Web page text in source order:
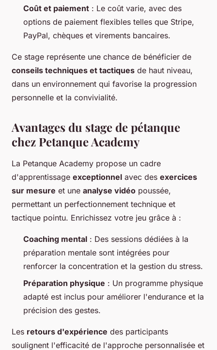
Coût et paiement : Le coût varie, avec des
options de paiement flexibles telles que Stripe,
PayPal, chèques et virements bancaires.
Ce stage représente une chance de bénéficier de
conseils techniques et tactiques de haut niveau,
dans un environnement qui favorise la progression
personnelle et la convivialité.
Avantages du stage de pétanque
chez Petanque Academy
La Petanque Academy propose un cadre
d'apprentissage exceptionnel avec des exercices
sur mesure et une analyse vidéo poussée,
permettant un perfectionnement technique et
tactique pointu. Enrichissez votre jeu grâce à :
Coaching mental : Des sessions dédiées à la
préparation mentale sont intégrées pour
renforcer la concentration et la gestion du stress.
Préparation physique : Un programme physique
adapté est inclus pour améliorer l'endurance et la
précision des gestes.
Les retours d'expérience des participants
soulignent l'efficacité de l'approche personnalisée et